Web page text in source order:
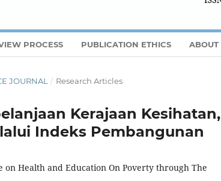
PROCESS PUBLICATION ETHICS ABOUT
JOURNAL / Research Articles
Kerajaan Kesihatan,
Indeks Pembangunan
Health and Education On Poverty through The